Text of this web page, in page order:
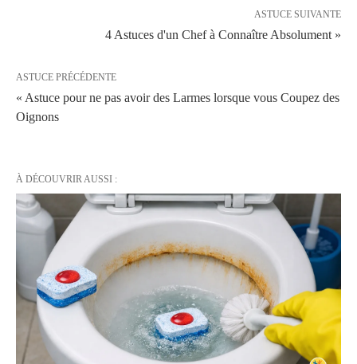
ASTUCE SUIVANTE
4 Astuces d'un Chef à Connaître Absolument »
ASTUCE PRÉCÉDENTE
« Astuce pour ne pas avoir des Larmes lorsque vous Coupez des
Oignons
À DÉCOUVRIR AUSSI :